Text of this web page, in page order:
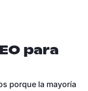
para
porque la mayoría